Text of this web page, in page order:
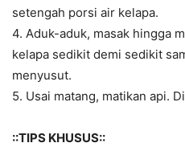
setengah porsi air kelapa.
4. Aduk-aduk, masak hingga
kelapa sedikit demi sedikit
menyusut.
5. Usai matang, matikan api.
::TIPS KHUSUS::